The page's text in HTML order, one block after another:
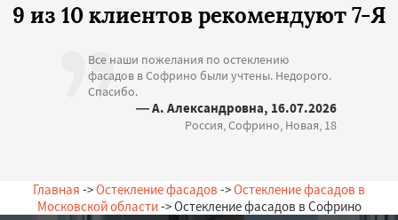
9 из 10 клиентов рекомендуют 7-Я
Все наши пожелания по остеклению
фасадов в Софрино были учтены. Недорого.
Спасибо.
— А. Александровна, 16.07.2026
Россия, Софрино, Новая, 18
Главная ->Остекление фасадов ->Остекление фасадов в
Московской области-> Остекление фасадов в Софрино